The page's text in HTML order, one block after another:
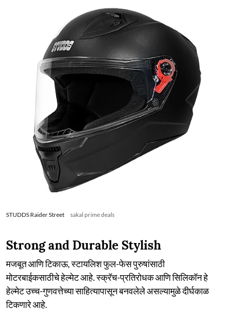
STUDDS Raider Street sakal prime deals
Strong and Durable Stylish
मजबूत आणि टिकाऊ, स्टायलिश फुल-फेस पुरुषांसाठी
मोटरबाईकसाठीचे हेल्मेट आहे. स्क्रॅच-प्रतिरोधक आणि सिलिकॉन हे
हेल्मेट उच्च-गुणवत्तेच्या साहित्यापासून बनवलेले असल्यामुळे दीर्घकाळ
टिकणारे आहे.